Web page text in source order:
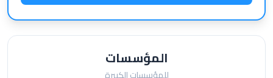
المؤسسات
للمؤسسات الكبيرة